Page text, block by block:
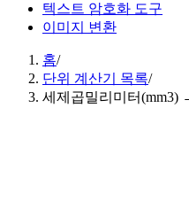
텍스트 암호화 도구
이미지 변환
홈/
단위 계산기 목록/
세제곱밀리미터(mm3)